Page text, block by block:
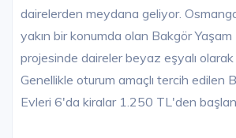
dairelerden meydana geliyor.
yakın bir konumda olan Bakgör Yaşam
projesinde daireler beyaz eşyalı
Genellikle oturum amaçlı tercih edilen
Evleri 6'da kiralar 1.250 TL'den